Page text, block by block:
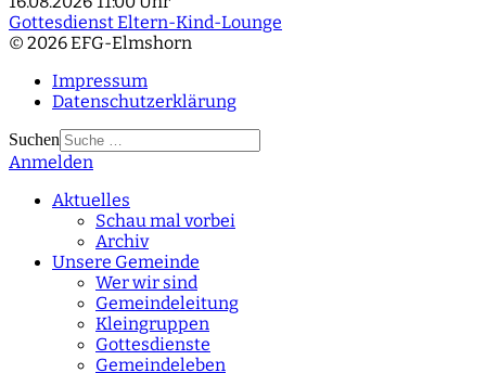
Gottesdienst Eltern-Kind-Lounge
© 2026 EFG-Elmshorn
Impressum
Datenschutzerklärung
Suchen
Type 2 or more
Anmelden
Aktuelles
Schau mal vorbei
Archiv
Unsere Gemeinde
Wer wir sind
Gemeindeleitung
Kleingruppen
Gottesdienste
Gemeindeleben